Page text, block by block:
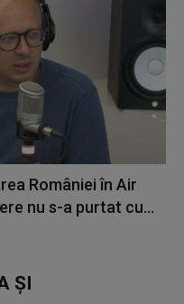
României în Air
nu s-a purtat cu...
ȘI